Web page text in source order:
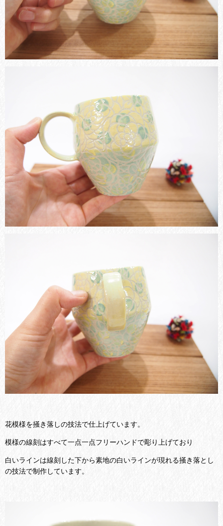
花模様を掻き落しの技法で仕上げています。
模様の線刻はすべて一点一点フリーハンドで彫り上げており
白いラインは線刻した下から素地の白いラインが現れる掻き落とし
の技法で制作しています。